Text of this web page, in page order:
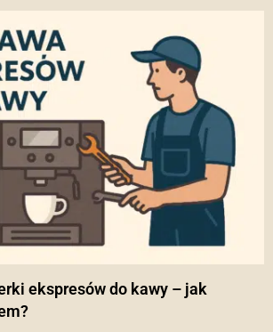
ekspresów do kawy – jak